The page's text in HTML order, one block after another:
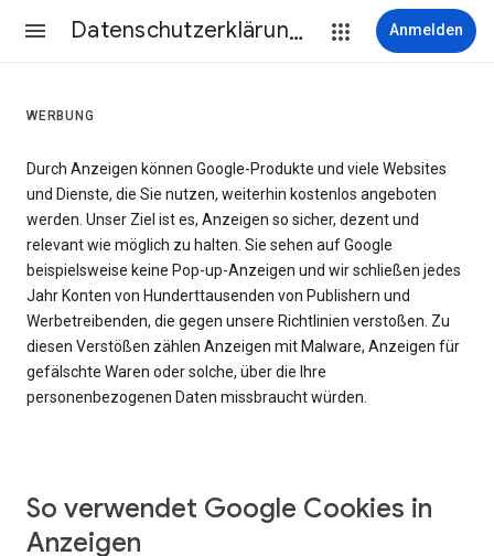
Datenschutzerklärung & Nutzungsbedingungen Anmelden
WERBUNG
Durch Anzeigen können Google-Produkte und viele Websites
und Dienste, die Sie nutzen, weiterhin kostenlos angeboten
werden. Unser Ziel ist es, Anzeigen so sicher, dezent und
relevant wie möglich zu halten. Sie sehen auf Google
beispielsweise keine Pop-up-Anzeigen und wir schließen jedes
Jahr Konten von Hunderttausenden von Publishern und
Werbetreibenden, die gegen unsere Richtlinien verstoßen. Zu
diesen Verstößen zählen Anzeigen mit Malware, Anzeigen für
gefälschte Waren oder solche, über die Ihre
personenbezogenen Daten missbraucht würden.
So verwendet Google Cookies in
Anzeigen